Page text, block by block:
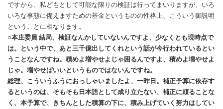
ですから、私どもとして可能な限りの検証は行ってまいりますが、いろ
いろな事態に備えますための基金というものの性格上、こういう御説明
ということに相なります。
○本庄委員 結局、検証なんかしていないんですよ、少なくとも現時点で
は。という中で、あと三千億出してくれという話が今行われているとい
うことなんですね。積めよ増やせよじゃ困るんですよ、積めよ増やせよ
じゃ。増やせばいいというものではないんですね。
総理、こういうふうにおっしゃいましたよ、一昨日。補正予算に依存す
るというのは、そもそも日本語として成り立たない、補正に頼ることな
く、本予算で、きちんとした積算の下に、積み上げていく努力はしてい